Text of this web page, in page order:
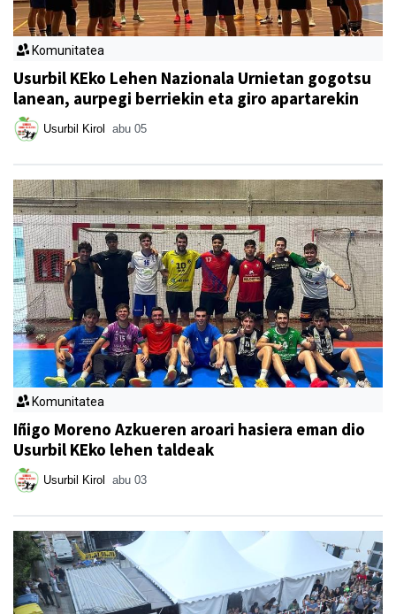
Komunitatea
Usurbil KEko Lehen Nazionala Urnietan gogotsu
lanean, aurpegi berriekin eta giro apartarekin
Usurbil Kirol abu 05
Komunitatea
Iñigo Moreno Azkueren aroari hasiera eman dio
Usurbil KEko lehen taldeak
Usurbil Kirol abu 03